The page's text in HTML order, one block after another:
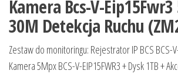
Kamera Bcs-V-
30M Detekcja Ruchu
Zestaw do monitoringu: Rejestrator IP BCS BCS-
Kamera 5Mpx BCS-V-EIP15FWR3 + Dysk 1TB +